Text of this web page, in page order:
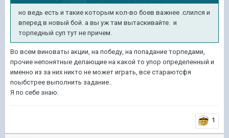
но ведь есть и такие которым кол-во боев важнее .слился и
вперед в новый бой. а вы уж там вытаскивайте. и
торпедный суп тут не причем.
Во всем виноваты акции, на победу, на попадание торпедами,
прочие непонятные делающие на какой то упор определенный и
именно из за них никто не может играть, все стараютсфя
поыбстрее выполнить задание..
Я по себе знаю.
1